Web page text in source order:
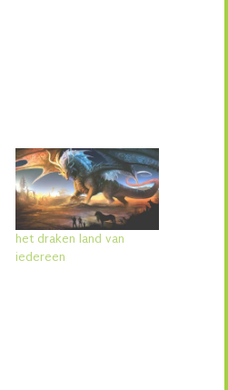
het draken land van
iedereen